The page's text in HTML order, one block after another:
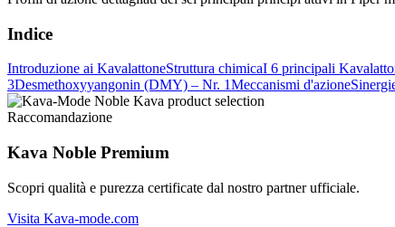
Indice
Introduzione ai KavalattoneStruttura chimicaI 6 principali
3Desmethoxyyangonin (DMY) – Nr. 1Meccanismi d'azione
Raccomandazione
Kava Noble Premium
Scopri qualità e purezza certificate dal nostro partner ufficiale.
Visita Kava-mode.com